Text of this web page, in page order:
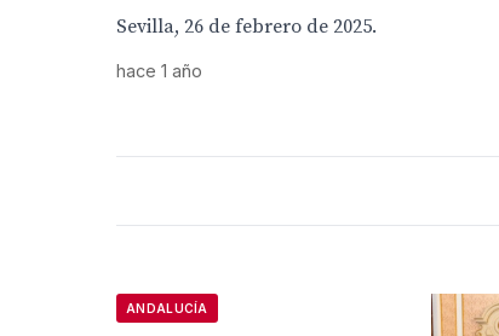
Sevilla, 26 de febrero de 2025.
hace 1 año
ANDALUCÍA